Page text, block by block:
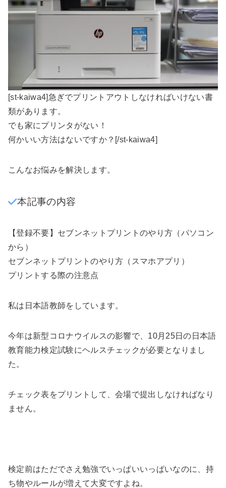
[st-kaiwa4]急ぎでプリントアウトしなければいけない書
類があります。
でも家にプリンタがない！
何かいい方法はないですか？[/st-kaiwa4]
こんなお悩みを解決します。
本記事の内容
【登録不要】セブンネットプリントのやり方（パソコン
から）
セブンネットプリントのやり方（スマホアプリ）
プリントする際の注意点
私は日本語教師をしています。
今年は新型コロナウイルスの影響で、 10月25日の日本語
教育能力検定試験にヘルスチェックが必要となりまし
た。
チェック表をプリントして、会場で提出しなければなり
ません。
検定前はただでさえ勉強でいっぱいいっぱいなのに、持
ち物やルールが増えて大変ですよね。